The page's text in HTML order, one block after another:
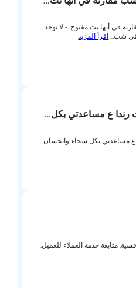
نت مفتوح. - لا توجد
اقرأ المزيد
ع مساعدتي بكل…
بكل سخاء واتحسان
خدمة العملاء للعميل.